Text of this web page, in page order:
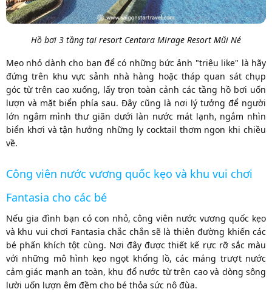
Hồ bơi 3 tầng tại resort Centara Mirage Resort Mũi Né
Mẹo nhỏ dành cho bạn để có những bức ảnh "triệu like" là hãy
đứng trên khu vực sảnh nhà hàng hoặc tháp quan sát chụp
góc từ trên cao xuống, lấy trọn toàn cảnh các tầng hồ bơi uốn
lượn và mặt biển phía sau. Đây cũng là nơi lý tưởng để người
lớn ngâm mình thư giãn dưới làn nước mát lạnh, ngắm nhìn
biển khơi và tận hưởng những ly cocktail thơm ngon khi chiều
về.
Công viên nước vương quốc kẹo và khu vui chơi
Fantasia cho các bé
Nếu gia đình bạn có con nhỏ, công viên nước vương quốc kẹo
và khu vui chơi Fantasia chắc chắn sẽ là thiên đường khiến các
bé phấn khích tột cùng. Nơi đây được thiết kế rực rỡ sắc màu
với những mô hình kẹo ngọt khổng lồ, các máng trượt nước
cảm giác mạnh an toàn, khu đổ nước từ trên cao và dòng sông
lười uốn lượn êm đềm cho bé thỏa sức nô đùa.